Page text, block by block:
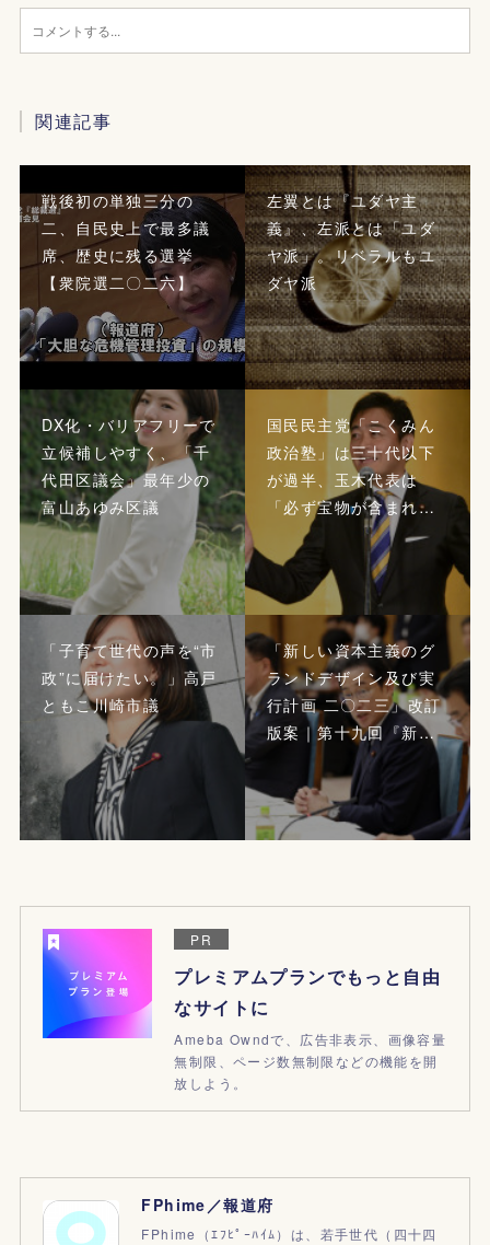
関連記事
戦後初の単独三分の
二、自民史上で最多議
席、歴史に残る選挙
【衆院選二〇二六】
左翼とは『ユダヤ主
義』、左派とは「ユダ
ヤ派」。リベラルもユ
ダヤ派
DX化・バリアフリーで
立候補しやすく、「千
代田区議会」最年少の
富山あゆみ区議
国民民主党「こくみん
政治塾」は三十代以下
が過半、玉木代表は
「必ず宝物が含まれ…
「子育て世代の声を“市
政”に届けたい。」高戸
ともこ川崎市議
「新しい資本主義のグ
ランドデザイン及び実
行計画 二〇二三」改訂
版案｜第十九回『新…
PR
プレミアムプランでもっと自由
なサイトに
Ameba Owndで、広告非表示、画像容量
無制限、ページ数無制限などの機能を開
放しよう。
FPhime／報道府
FPhime（ｴﾌﾋﾟｰﾊｲﾑ）は、若手世代（四十四